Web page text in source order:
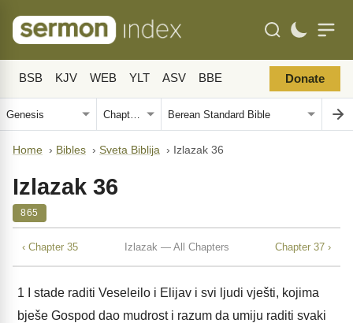
BSB KJV WEB YLT ASV BBE Donate
Home › Bibles › Sveta Biblija › Izlazak 36
Izlazak 36
865
‹ Chapter 35 Izlazak — All Chapters Chapter 37 ›
1 I stade raditi Veseleilo i Elijav i svi ljudi vješti, kojima
bješe Gospod dao mudrost i razum da umiju raditi svaki